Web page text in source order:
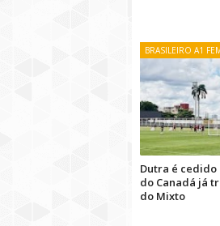
BRASILEIRO A1
Dutra é cedido
do Canadá já
do Mixto